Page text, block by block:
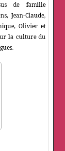
de famille
Jean-Claude,
Olivier et
la culture du